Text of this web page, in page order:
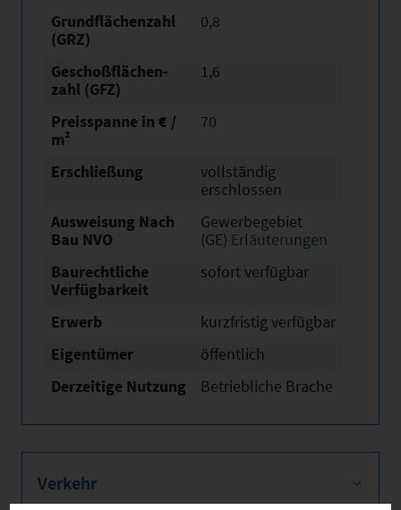
Grundflächen­zahl
(GRZ)
0,8
Geschoßflächen­
zahl (GFZ)
1,6
Preisspanne in € /
m²
70
Erschließung
vollständig
erschlossen
Ausweisung Nach
Bau NVO
Gewerbegebiet
(GE) Erläuterungen
Baurechtliche
Verfügbarkeit
sofort verfügbar
Erwerb
kurzfristig verfügbar
Eigentümer
öffentlich
Derzeitige Nutzung
Betriebliche Brache
Verkehr